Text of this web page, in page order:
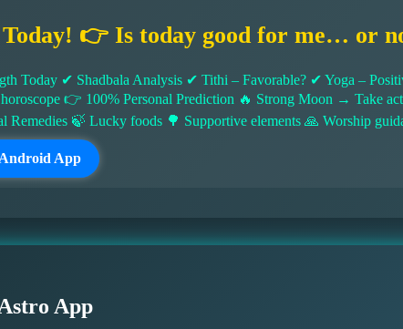
👉 Is today good for me… or
Today ✔ Shadbala Analysis ✔ Tithi – Favorable? ✔ Yoga –
👉 100% Personal Prediction 🔥 Strong Moon → Take
🍃 Lucky foods 🌳 Supportive elements 🙏 Worship
Android App
App